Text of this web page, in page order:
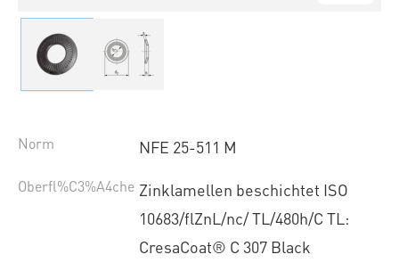
Norm NFE 25-511 M
Oberfl%C3%A4che Zinklamellen beschichtet ISO
10683/flZnL/nc/ TL/480h/C TL:
CresaCoat® C 307 Black